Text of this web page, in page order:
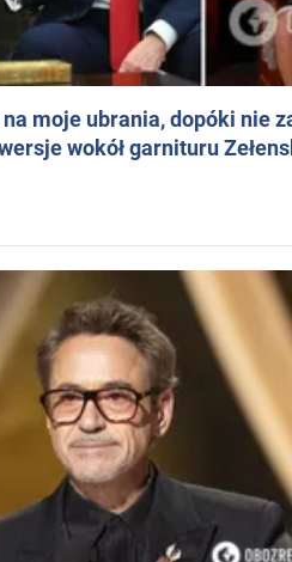
moje ubrania, dopóki nie
wokół garnituru